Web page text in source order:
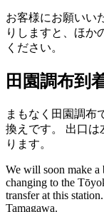
お客様にお願いい
りしますと、ほか
ください。
田園調布到
まもなく田園調布
換えです。
出口は
ります。
We will soon make a
changing to the
transfer at this station.
Tamagawa.